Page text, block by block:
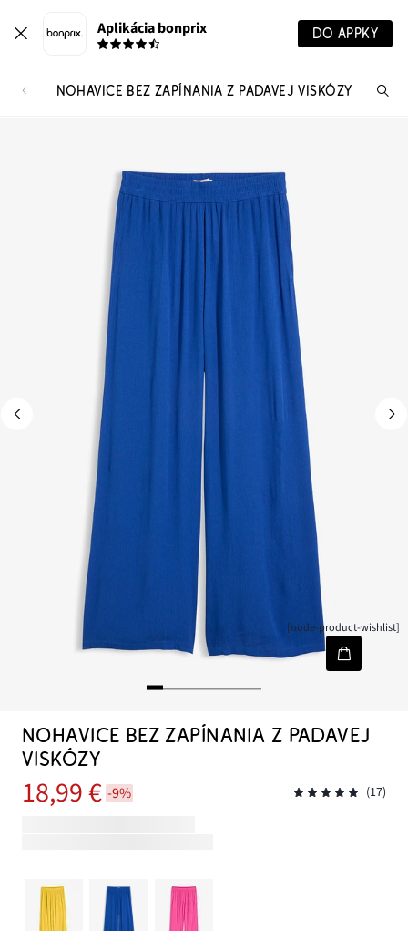
Aplikácia bonprix DO APPKY
NOHAVICE BEZ ZAPÍNANIA Z PADAVEJ VISKÓZY
[node-product-wishlist]
NOHAVICE BEZ ZAPÍNANIA Z PADAVEJ
VISKÓZY
18,99 € -9% (17)